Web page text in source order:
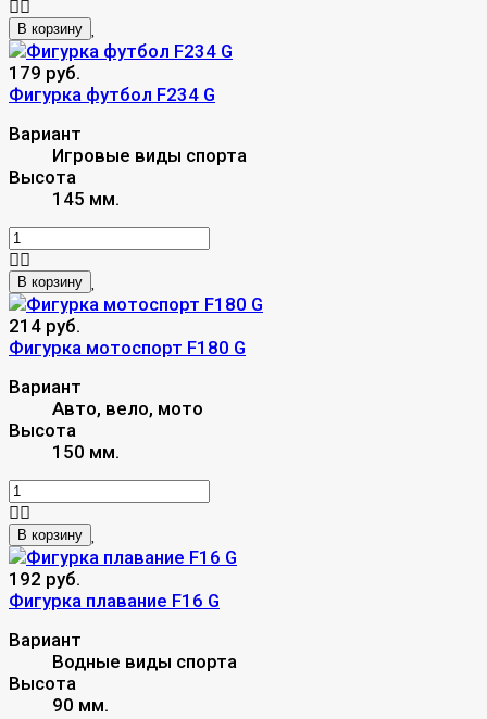
В корзину
179 руб.
Фигурка футбол F234 G
Вариант
Игровые виды спорта
Высота
145 мм.
В корзину
214 руб.
Фигурка мотоспорт F180 G
Вариант
Авто, вело, мото
Высота
150 мм.
В корзину
192 руб.
Фигурка плавание F16 G
Вариант
Водные виды спорта
Высота
90 мм.